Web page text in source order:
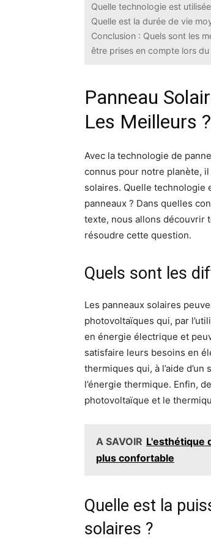
Quelle technologie est
Quelle est la durée de vie
Conclusion : Quels sont les
être prises en compte lors
Panneau
Les Meilleurs ?
Avec la technologie de
connus pour notre planète,
solaires. Quelle technologie
panneaux ? Dans quelles
texte, nous allons découvrir
résoudre cette question.
Quels sont les
Les panneaux solaires
photovoltaïques qui, par
en énergie électrique et
satisfaire leurs besoins en
thermiques qui, à l’aide
l’énergie thermique. Enfin,
photovoltaïque et le
A SAVOIR L'esthétique
plus confortable
Quelle est la
solaires ?